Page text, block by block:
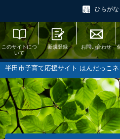
ひらが
このサイトにつ
いて
新規登録 お問い合わせ
半田市子育て応援サイト はんだっこネ